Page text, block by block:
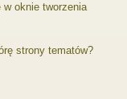
w oknie tworzenia
strony tematów?